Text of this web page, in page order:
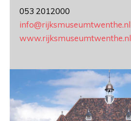
053 2012000
info@rijksmuseumtwenthe.nl
www.rijksmuseumtwenthe.nl